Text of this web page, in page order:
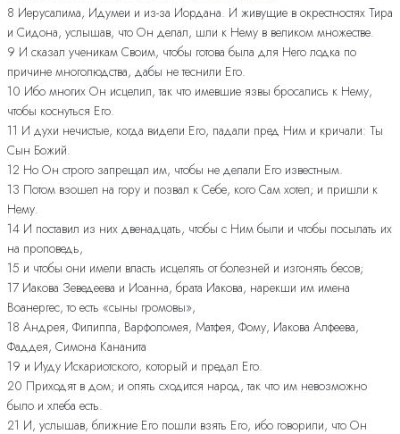
8 Иерусалима, Идумеи и из-за Иордана. И живущие в окрестностях Тира
и Сидона, услышав, что Он делал, шли к Нему в великом множестве.
9 И сказал ученикам Своим, чтобы готова была для Него лодка по
причине многолюдства, дабы не теснили Его.
10 Ибо многих Он исцелил, так что имевшие язвы бросались к Нему,
чтобы коснуться Его.
11 И духи нечистые, когда видели Его, падали пред Ним и кричали: Ты
Сын Божий.
12 Но Он строго запрещал им, чтобы не делали Его известным.
13 Потом взошел на гору и позвал к Себе, кого Сам хотел; и пришли к
Нему.
14 И поставил из них двенадцать, чтобы с Ним были и чтобы посылать их
на проповедь,
15 и чтобы они имели власть исцелять от болезней и изгонять бесов;
17 Иакова Зеведеева и Иоанна, брата Иакова, нарекши им имена
Воанергес, то есть «сыны громовы»,
18 Андрея, Филиппа, Варфоломея, Матфея, Фому, Иакова Алфеева,
Фаддея, Симона Кананита
19 и Иуду Искариотского, который и предал Его.
20 Приходят в дом; и опять сходится народ, так что им невозможно
было и хлеба есть.
21 И, услышав, ближние Его пошли взять Его, ибо говорили, что Он